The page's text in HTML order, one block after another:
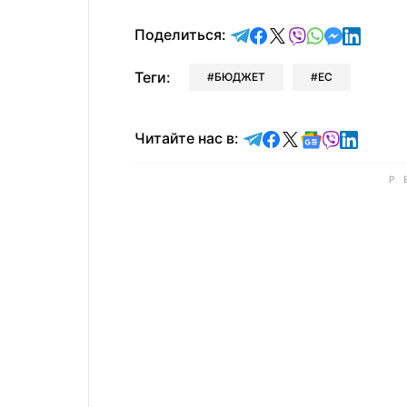
Поделиться: отправить в Telegram
поделиться в
поделиться в X
отправить в
отправить
Теги: БЮДЖЕТ ЕС
Читайте нас в: Читайте в Telegram
Читайте в
Читайте в X
Читайте в
Читайте